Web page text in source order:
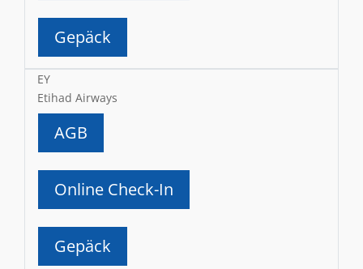
Gepäck
EY
Etihad Airways
AGB
Online Check-In
Gepäck